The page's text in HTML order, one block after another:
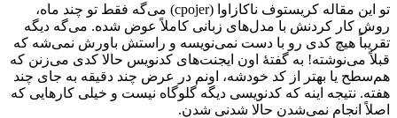
تو این مقاله کریستوف ناکازاوا (cpojer) می‌گه فقط تو چند ماه،
روش کار کردنش با مدل‌های زبانی کاملاً عوض شده. می‌گه دیگه
تقریباً هیچ کدی رو با دست نمی‌نویسه و راستش باورش نمی‌شه که
قبلاً می‌نوشته! به گفتهٔ اون ایجنت‌های کدنویس حالا کدی می‌زنن که
هم‌سطح یا بهتر از کد خودشه، اونم در عرض چند دقیقه به جای چند
هفته. نتیجه اینه که کدنویسی دیگه گلوگاه نیست و خیلی کارهایی که
اصلاً انجام نمی‌شدن حالا شدنی شدن.